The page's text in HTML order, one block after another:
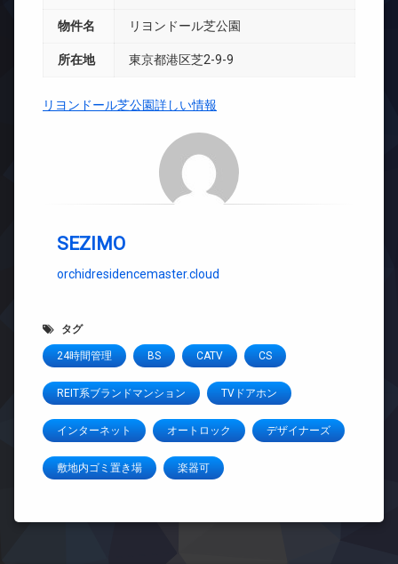
物件名 リヨンドール芝公園
所在地 東京都港区芝2-9-9
リヨンドール芝公園詳しい情報
SEZIMO
orchidresidencemaster.cloud
タグ
24時間管理 BS CATV CS
REIT系ブランドマンション TVドアホン
インターネット オートロック デザイナーズ
敷地内ゴミ置き場 楽器可